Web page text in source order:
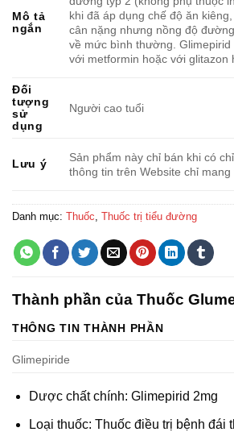
Mô tả
ngắn
khi đã áp dụng chế độ ăn
cân nặng nhưng nồng độ
về mức bình thường.
với metformin hoặc với glitazon
Đối
tượng
sử
dụng
Người cao tuổi
Lưu ý
Sản phẩm này chỉ bán khi có
thông tin trên Website chỉ mang
Danh mục: Thuốc Thuốc trị tiểu đường
Thành phần của Thuốc
THÔNG TIN THÀNH PHẦN
Glimepiride
Dược chất chính: Glimepirid 2mg
Loại thuốc: Thuốc điều trị bệnh đái